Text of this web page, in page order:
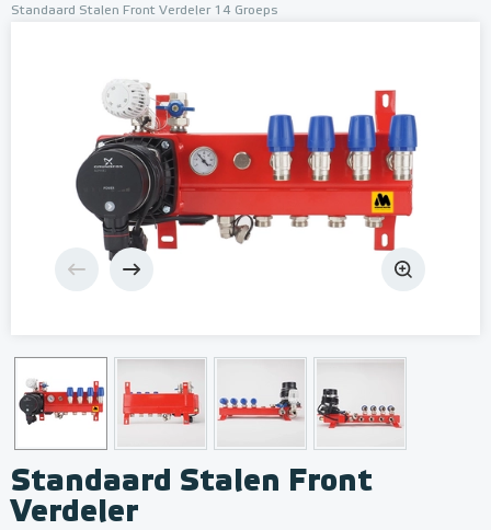
Standaard Stalen Front Verdeler 14 Groeps
Standaard Stalen Front
Verdeler